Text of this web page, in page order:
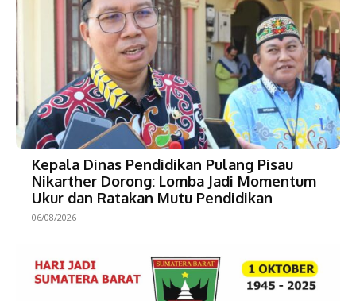
Kepala Dinas Pendidikan Pulang Pisau
Nikarther Dorong: Lomba Jadi Momentum
Ukur dan Ratakan Mutu Pendidikan
06/08/2026